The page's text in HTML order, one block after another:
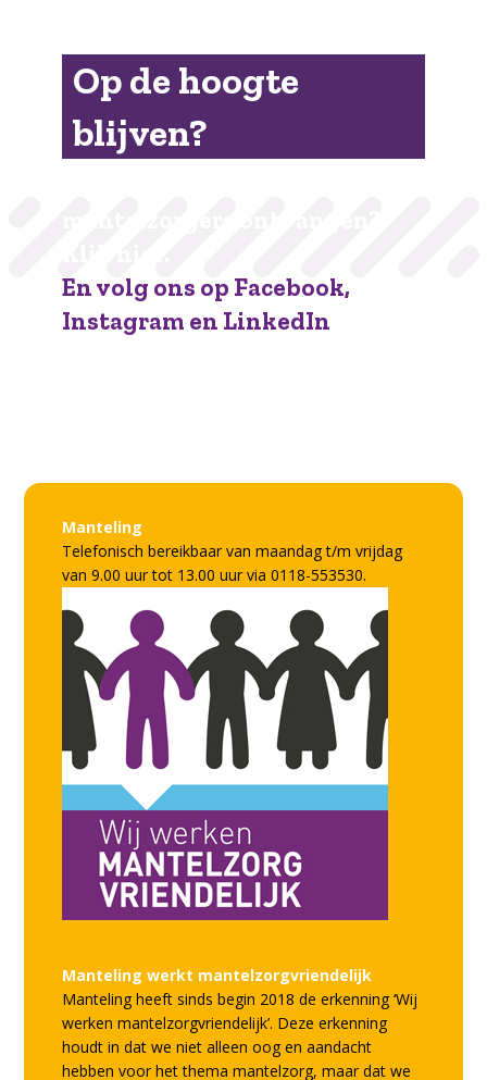
Op de hoogte
blijven?
En volg ons op Facebook,
Instagram en LinkedIn
Manteling
Telefonisch bereikbaar van maandag t/m vrijdag
van 9.00 uur tot 13.00 uur via 0118-553530.
Manteling werkt mantelzorgvriendelijk
Manteling heeft sinds begin 2018 de erkenning ‘Wij
werken mantelzorgvriendelijk’. Deze erkenning
houdt in dat we niet alleen oog en aandacht
hebben voor het thema mantelzorg, maar dat we